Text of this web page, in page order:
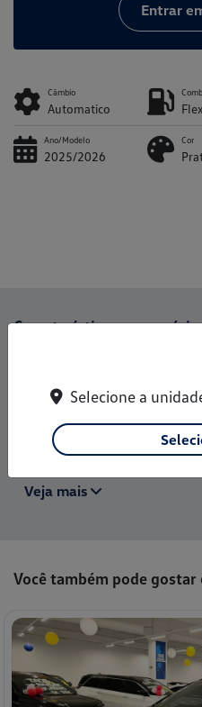
Entrar
Câmbio
Automatico Flex
Ano/Modelo
2025/2026
Cor
Características e
Airbag Duplo
Ar Condicionado
Veja mais
Você também pode gostar
Selecione a